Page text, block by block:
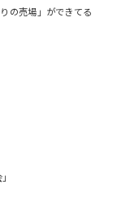
の売場」ができてる